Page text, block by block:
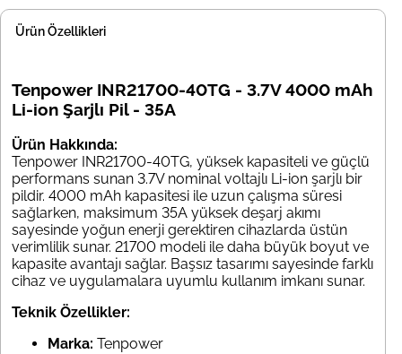
Ürün Özellikleri
Tenpower INR21700-40TG - 3.7V 4000 mAh
Li-ion Şarjlı Pil - 35A
Ürün Hakkında:
Tenpower INR21700-40TG, yüksek kapasiteli ve güçlü
performans sunan 3.7V nominal voltajlı Li-ion şarjlı bir
pildir. 4000 mAh kapasitesi ile uzun çalışma süresi
sağlarken, maksimum 35A yüksek deşarj akımı
sayesinde yoğun enerji gerektiren cihazlarda üstün
verimlilik sunar. 21700 modeli ile daha büyük boyut ve
kapasite avantajı sağlar. Başsız tasarımı sayesinde farklı
cihaz ve uygulamalara uyumlu kullanım imkanı sunar.
Teknik Özellikler:
Marka: Tenpower